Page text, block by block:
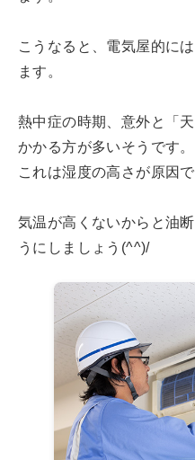
こうなると、電気屋的に
ます。
熱中症の時期、意外と「
かかる方が多いそうです。
これは湿度の高さが原因で
気温が高くないからと油
うにしましょう(^^)/